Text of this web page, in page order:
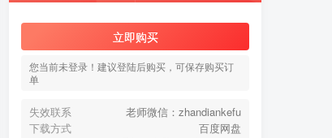
立即购买
您当前未登录！建议登陆后购买，可保存购买订
单
失效联系
老师微信：zhandiankefu
下载方式
百度网盘